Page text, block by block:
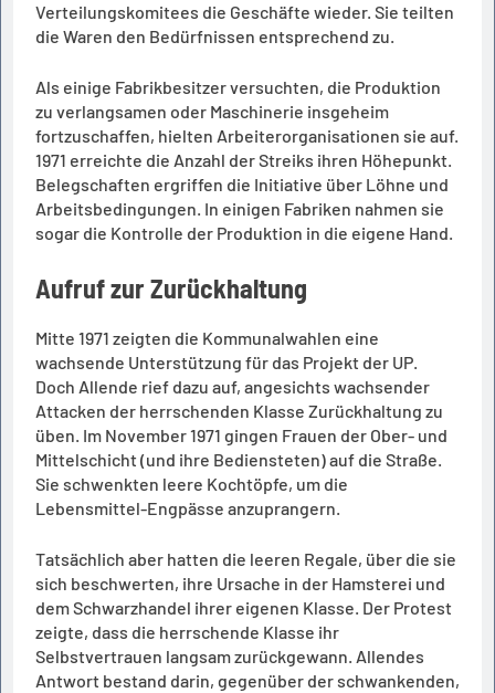
Verteilungskomitees die Geschäfte wieder. Sie teilten
die Waren den Bedürfnissen entsprechend zu.
Als einige Fabrikbesitzer versuchten, die Produktion
zu verlangsamen oder Maschinerie insgeheim
fortzuschaffen, hielten Arbeiterorganisationen sie auf.
1971 erreichte die Anzahl der Streiks ihren Höhepunkt.
Belegschaften ergriffen die Initiative über Löhne und
Arbeitsbedingungen. In einigen Fabriken nahmen sie
sogar die Kontrolle der Produktion in die eigene Hand.
Aufruf zur Zurückhaltung
Mitte 1971 zeigten die Kommunalwahlen eine
wachsende Unterstützung für das Projekt der UP.
Doch Allende rief dazu auf, angesichts wachsender
Attacken der herrschenden Klasse Zurückhaltung zu
üben. Im November 1971 gingen Frauen der Ober- und
Mittelschicht (und ihre Bediensteten) auf die Straße.
Sie schwenkten leere Kochtöpfe, um die
Lebensmittel-Engpässe anzuprangern.
Tatsächlich aber hatten die leeren Regale, über die sie
sich beschwerten, ihre Ursache in der Hamsterei und
dem Schwarzhandel ihrer eigenen Klasse. Der Protest
zeigte, dass die herrschende Klasse ihr
Selbstvertrauen langsam zurückgewann. Allendes
Antwort bestand darin, gegenüber der schwankenden,